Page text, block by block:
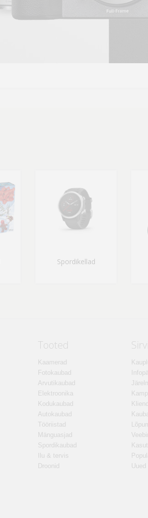
Spordikellad
Tooted
Kaamerad
Fotokaubad
Arvutikaubad
Elektroonika
Kodukaubad
Autokaubad
Tööriistad
Mänguasjad
Spordikaubad
Ilu & tervis
Droonid
Sirvi
Uued